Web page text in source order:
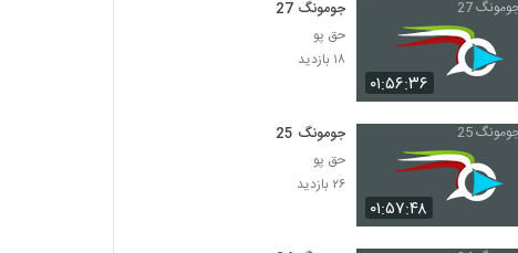
۰۱:۵۶:۳۶
جومونگ 27
حق پو
۱۸ بازدید
۰۱:۵۷:۴۸
جومونگ 25
حق پو
۲۶ بازدید